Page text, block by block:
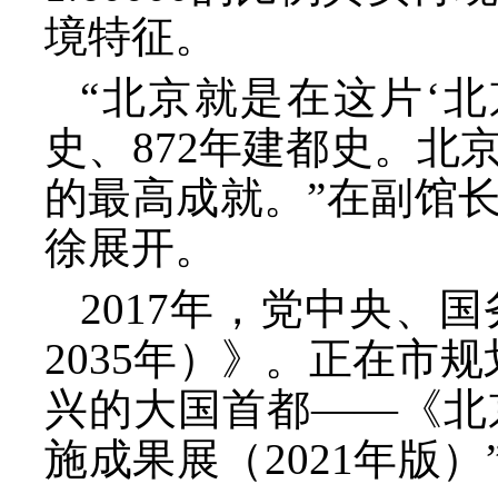
境特征。
“北京就是在这片‘
史、872年建都史。北
的最高成就。”在副馆
徐展开。
2017年，党中央、
2035年）》。正在市
兴的大国首都——《北
施成果展（2021年版